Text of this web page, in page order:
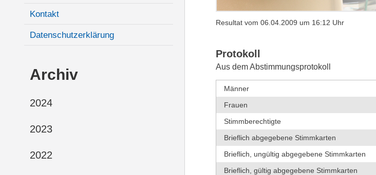
Kontakt
Datenschutzerklärung
Archiv
2024
2023
2022
Resultat vom 06.04.2009 um 16:12 Uhr
Protokoll
Aus dem Abstimmungsprotokoll
Männer
Frauen
Stimmberechtigte
Brieflich abgegebene Stimmkarten
Brieflich, ungültig abgegebene Stimmkarten
Brieflich, gültig abgegebene Stimmkarten